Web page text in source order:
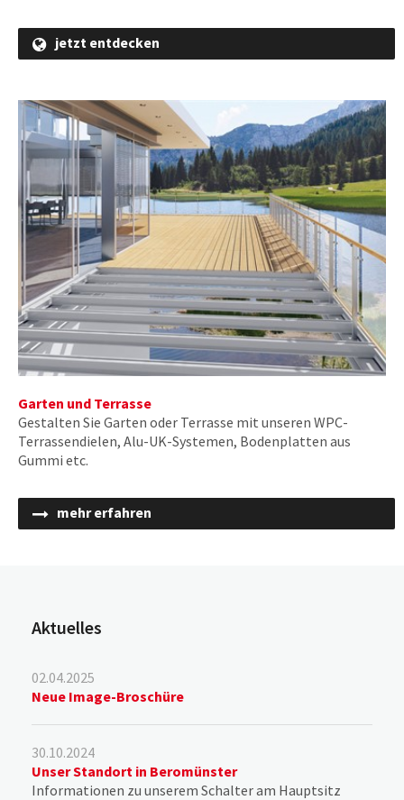
jetzt entdecken
Garten und Terrasse
Gestalten Sie Garten oder Terrasse mit unseren WPC-
Terrassendielen, Alu-UK-Systemen, Bodenplatten aus
Gummi etc.
mehr erfahren
Aktuelles
02.04.2025
Neue Image-Broschüre
30.10.2024
Unser Standort in Beromünster
Informationen zu unserem Schalter am Hauptsitz